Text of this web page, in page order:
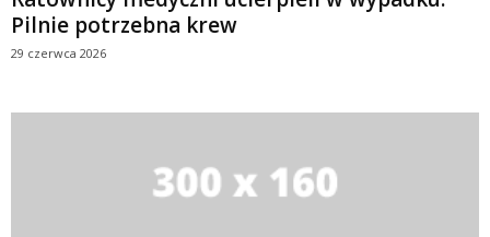
Pilnie potrzebna krew
29 czerwca 2026